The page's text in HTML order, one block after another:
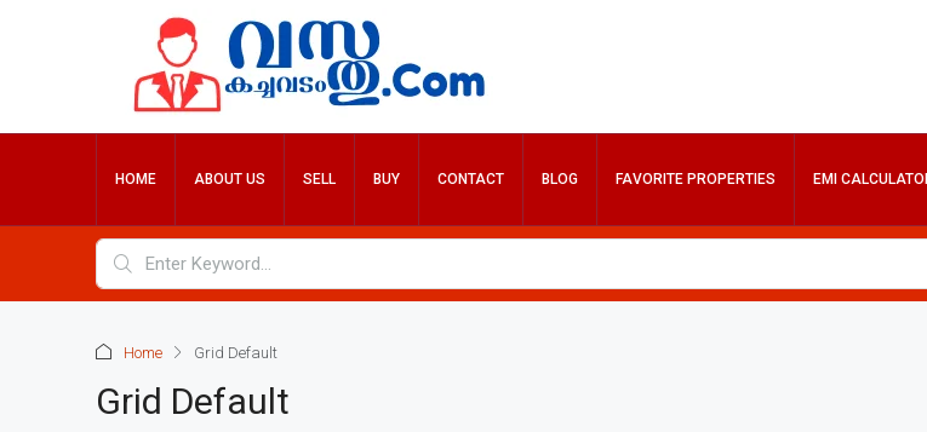
HOME ABOUT US SELL BUY CONTACT BLOG FAVORITE PROPERTIES EMI
Home Grid Default
Grid Default